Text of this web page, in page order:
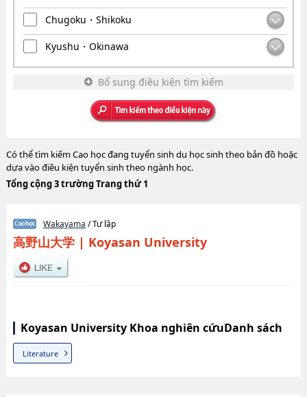
Chugoku・Shikoku
Kyushu・Okinawa
Bổ sung điều kiện tìm kiếm
Có thể tìm kiếm Cao học đang tuyển sinh du học sinh theo bản đồ hoặc
dựa vào điều kiện tuyển sinh theo ngành học.
Tổng cộng 3 trường Trang thứ 1
Wakayama / Tư lập
高野山大学| Koyasan University
Koyasan University Khoa nghiên cứuDanh sách
Literature